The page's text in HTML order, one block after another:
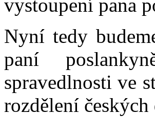
vystoupení pana
Nyní tedy
paní
spravedlnosti ve
rozdělení